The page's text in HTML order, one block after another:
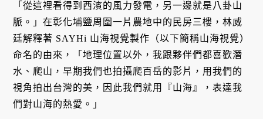
「從這裡看得到西濱的風力發電，另一邊就是八卦山
脈。」在彰化埔鹽周圍一片農地中的民房三樓，林威
廷解釋著 SAYHi 山海視覺製作（以下簡稱山海視覺）
命名的由來，「地理位置以外，我跟夥伴們都喜歡潛
水、爬山，早期我們也拍攝爬百岳的影片，用我們的
視角拍出台灣的美，因此我們就用『山海』，表達我
們對山海的熱愛。」